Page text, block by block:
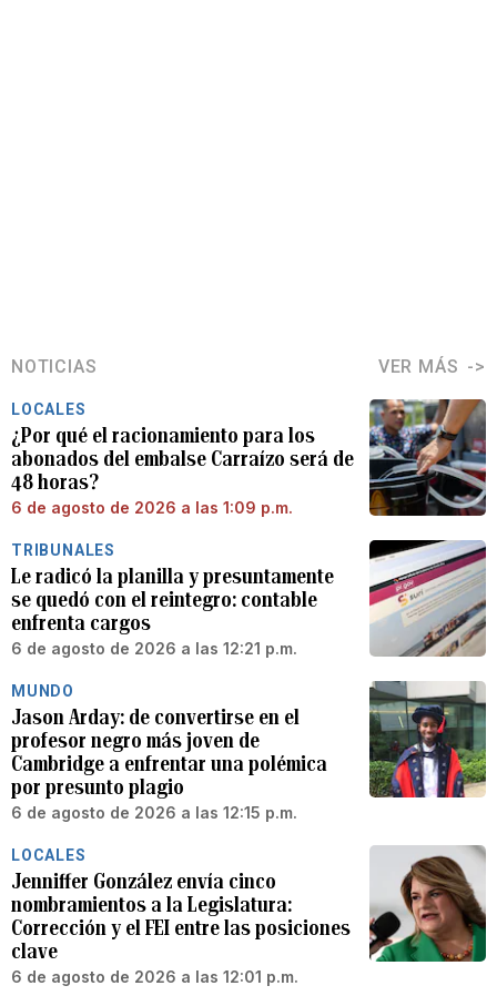
NOTICIAS VER MÁS
LOCALES
¿Por qué el racionamiento para los
abonados del embalse Carraízo será de
48 horas?
6 de agosto de 2026 a las 1:09 p.m.
TRIBUNALES
Le radicó la planilla y presuntamente
se quedó con el reintegro: contable
enfrenta cargos
6 de agosto de 2026 a las 12:21 p.m.
MUNDO
Jason Arday: de convertirse en el
profesor negro más joven de
Cambridge a enfrentar una polémica
por presunto plagio
6 de agosto de 2026 a las 12:15 p.m.
LOCALES
Jenniffer González envía cinco
nombramientos a la Legislatura:
Corrección y el FEI entre las posiciones
clave
6 de agosto de 2026 a las 12:01 p.m.